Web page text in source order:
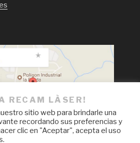
RECAM LÀSER!
sitio web para brindarle una
recordando sus preferencias y
clic en "Aceptar", acepta el uso